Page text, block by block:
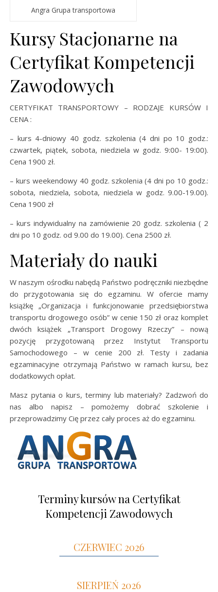
Angra Grupa transportowa
Kursy Stacjonarne na
Certyfikat Kompetencji
Zawodowych
CERTYFIKAT TRANSPORTOWY – RODZAJE KURSÓW I
CENA :
– kurs 4-dniowy 40 godz. szkolenia (4 dni po 10 godz.:
czwartek, piątek, sobota, niedziela w godz. 9:00- 19:00).
Cena 1900 zł.
– kurs weekendowy 40 godz. szkolenia (4 dni po 10 godz.:
sobota, niedziela, sobota, niedziela w godz. 9.00-19.00).
Cena 1900 zł
– kurs indywidualny na zamówienie 20 godz. szkolenia ( 2
dni po 10 godz. od 9.00 do 19.00). Cena 2500 zł.
Materiały do nauki
W naszym ośrodku nabędą Państwo podręczniki niezbędne
do przygotowania się do egzaminu. W ofercie mamy
książkę „Organizacja i funkcjonowanie przedsiębiorstwa
transportu drogowego osób” w cenie 150 zł oraz komplet
dwóch książek „Transport Drogowy Rzeczy” – nową
pozycję przygotowaną przez Instytut Transportu
Samochodowego – w cenie 200 zł. Testy i zadania
egzaminacyjne otrzymają Państwo w ramach kursu, bez
dodatkowych opłat.
Masz pytania o kurs, terminy lub materiały? Zadzwoń do
nas albo napisz – pomożemy dobrać szkolenie i
przeprowadzimy Cię przez cały proces aż do egzaminu.
Terminy kursów na Certyfikat
Kompetencji Zawodowych
CZERWIEC 2026
SIERPIEŃ 2026